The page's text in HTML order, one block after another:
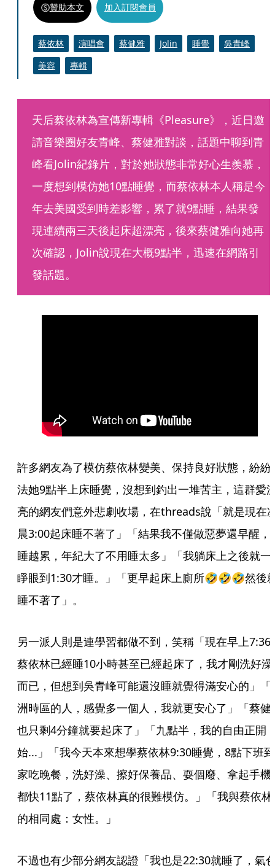
贊助本文 加入訂閱會員
蔡依林 演唱會 蔡健雅 Jolin 睡覺
吳青峰
美容
專輯
天后蔡依林為宣傳新專輯《Pleasure》，近日邀
請音樂圈好友青峰、蔡健雅對談，話題中聊到青
峰看Jolin紀錄片，對於她狀態非常好心生羨慕，
一度想到模仿她10點睡覺，而蔡依林本人稱是今
年去美國受到時差影響，累了就9點睡，結果發
現連續兩三天後起床超漂亮，後來蔡健雅向她再
次確認，Jolin說現在大概9點半，迅速在網路引
發話題。
許多網友為了模仿蔡依林變美、保持良好狀態，紛紛
法她9點半上床睡覺，沒想到釣出一堆苦主，這群愛
亮的網友們意外悲劇收場，在threads說「就是現在
晨3:00起床睡不著了」「結果我不僅做惡夢還早醒，
睡越累，年紀大了不用睡太多」「我躺床上之後就一
睜眼到1:30才睡。」「更早起床上廁所🤣🤣🤣然後
睡不著了」。
另一派人則是連學習都做不到，笑稱「現在早上7:36
蔡依林已經睡10小時甚至已經起床了，我才剛洗好澡
而已，但想到吳青峰可能還沒睡就覺得滿安心的」「
洲時區的人，感覺多一個人，我就更安心了」「蔡健
也只剩4分鐘就要起床了」「九點半，我的自由正開
始...」「我今天本來想學蔡依林9:30睡覺，8點下班到
家吃晚餐，洗好澡、擦好保養品、耍個廢、拿起手機
都快11點了，蔡依林真的很難模仿。」「我與蔡依林
的相同處：女性。」
不過也有少部分網友認證「我也是22:30就睡了，氣